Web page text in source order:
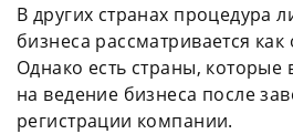
В других странах процедура
бизнеса рассматривается
Однако есть страны,
на ведение бизнеса после
регистрации компании.